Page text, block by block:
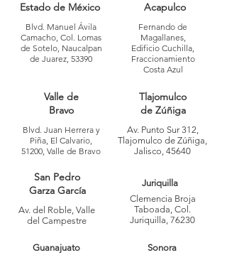
Estado de México
Blvd. Manuel Ávila
Camacho, Col. Lomas
de Sotelo, Naucalpan
de Juarez, 53390
Valle de
Bravo
Blvd. Juan Herrera y
Piña, El Calvario,
51200, Valle de Bravo
Acapulco
Fernando de
Magallanes,
Edificio Cuchilla,
Fraccionamiento
Costa Azul
Tlajomulco
de Zúñiga
Av. Punto Sur 312,
Tlajomulco de Zúñiga,
Jalisco, 45640
San Pedro
Garza García
Av. del Roble, Valle
del Campestre
Juriquilla
Clemencia Broja
Taboada, Col.
Juriquilla, 76230
Guanajuato
Sonora